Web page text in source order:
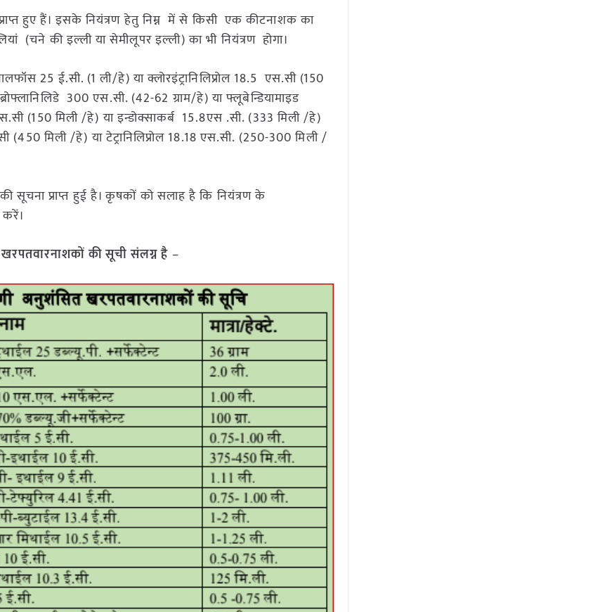
हुए हैं। इसके नियंत्रण हेतु निम्न में से किसी एक कीटनाशक का
(चने की इल्ली या सेमीलूपर इल्ली) का भी नियंत्रण होगा।
25 ई.सी. (1 ली/हे) या क्लोरइंट्रानिलिप्रोल 18.5 एस.सी (150
300 एस.सी. (42-62 ग्राम/हे) या फ्लूबेन्डियामाइड
(150 मिली /हे) या इन्डोक्साकर्ब 15.8एस .सी. (333 मिली /हे)
मिली /हे) या टेट्रानिलिप्रोल 18.18 एस.सी. (250-300 मिली /
सूचना प्राप्त हुई है। कृषकों को सलाह है कि नियंत्रण के
की सूची संलग्न है –